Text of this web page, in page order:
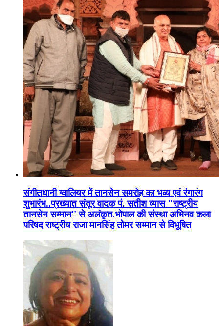
संगीतधानी ग्वालियर में तानसेन समरोह का भव्य एवं रंगारंग
शुभारंभ..प्रख्यात संतूर वादक पं. सतीश व्यास "राष्ट्रीय
तानसेन सम्मान'' से अलंकृत.भोपाल की संस्था अभिनव कला
परिषद राष्ट्रीय राजा मानसिंह तोमर सम्मान से विभूषित